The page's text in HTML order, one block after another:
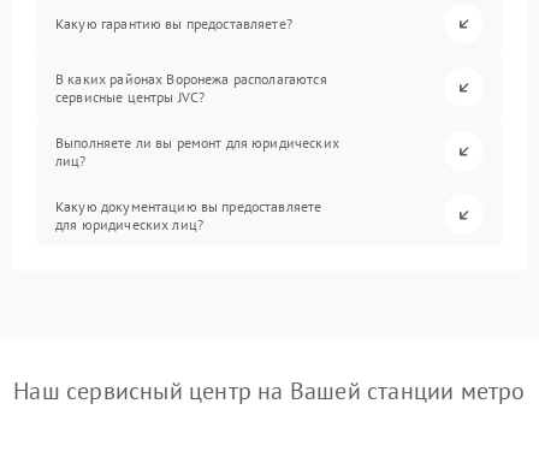
Какую гарантию вы предоставляете?
В каких районах Воронежа располагаются
сервисные центры JVC?
Выполняете ли вы ремонт для юридических
лиц?
Какую документацию вы предоставляете
для юридических лиц?
Наш сервисный центр на Вашей станции метро